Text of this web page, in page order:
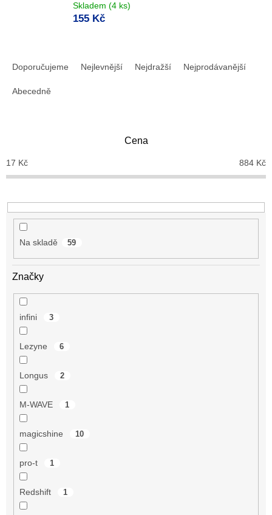
Skladem (4 ks)
155 Kč
o
d
k
t
Doporučujeme Nejlevnější Nejdražší Nejprodávanější
Abecedně
Cena
17 Kč 884 Kč
Na skladě 59
Značky
infini 3
Lezyne 6
Longus 2
M-WAVE 1
magicshine 10
pro-t 1
Redshift 1